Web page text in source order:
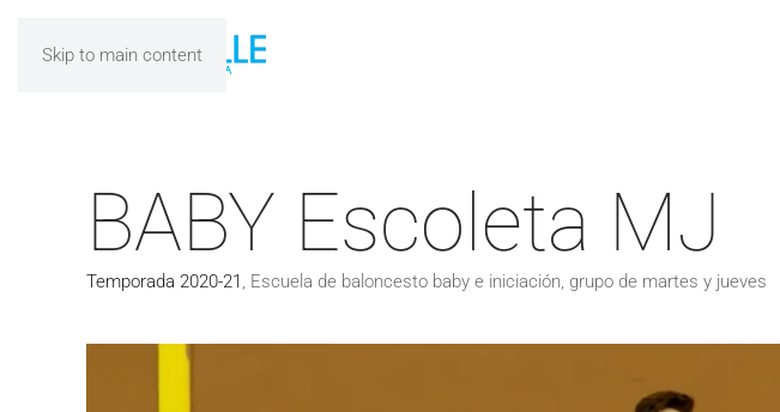
Skip to main content
BABY Escoleta MJ
Temporada 2020-21 , Escuela de baloncesto baby e iniciación, grupo de martes y jueves